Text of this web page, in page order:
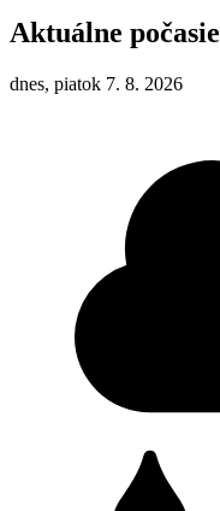
Aktuálne počasie
dnes, piatok 7. 8. 2026